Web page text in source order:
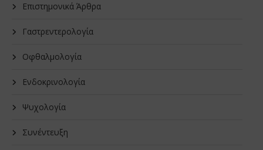
Επιστημονικά Άρθρα
Γαστρεντερολογία
Οφθαλμολογία
Ενδοκρινολογία
Ψυχολογία
Συνέντευξη